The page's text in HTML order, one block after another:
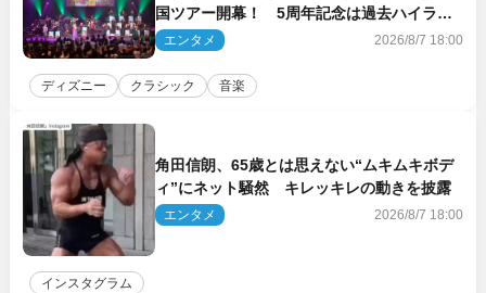
国ツアー開幕！ 5周年記念は過去ハイライ
ト＆クルーズ旅を大満喫！【潜入レポート】
エンタメ 2026/8/7 18:00
ディズニー クラシック 音楽
角田信朗、65歳とは思えない“ムキムキボデ
ィ”にネット騒然 キレッキレの動きを披露
エンタメ 2026/8/7 18:00
インスタグラム